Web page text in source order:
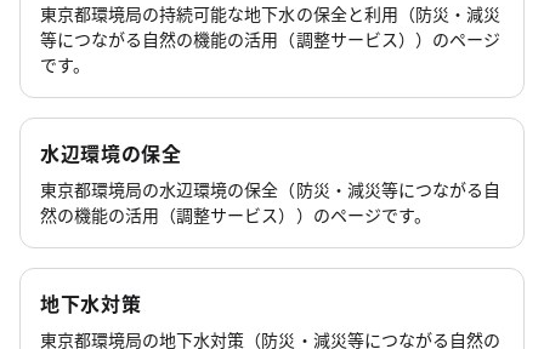
東京都環境局の持続可能な地下水の保全と利用（防災・減災
等につながる自然の機能の活用（調整サービス））のページ
です。
水辺環境の保全
東京都環境局の水辺環境の保全（防災・減災等につながる自
然の機能の活用（調整サービス））のページです。
地下水対策
東京都環境局の地下水対策（防災・減災等につながる自然の